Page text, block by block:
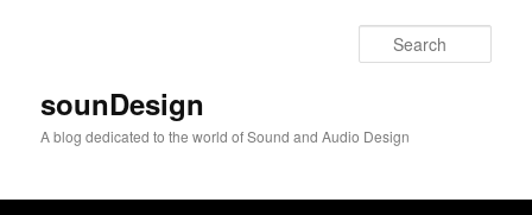
sounDesign
A blog dedicated to the world of Sound and Audio Design